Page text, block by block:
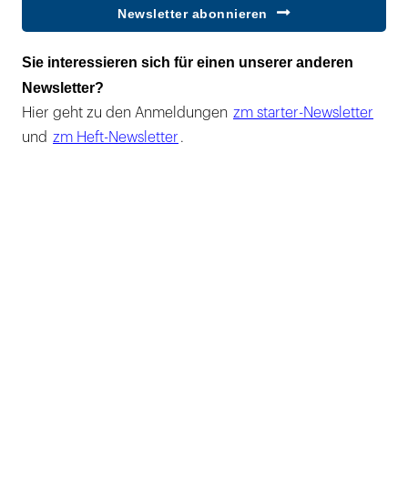
Newsletter abonnieren
Sie interessieren sich für einen unserer anderen
Newsletter?
Hier geht zu den Anmeldungen zm starter-Newsletter
und zm Heft-Newsletter .